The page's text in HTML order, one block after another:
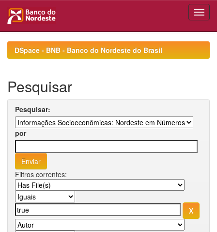
navigationDSpace - BNB - Banco do Nordeste do Brasil
Pesquisar
Pesquisar:
por
Filtros correntes: